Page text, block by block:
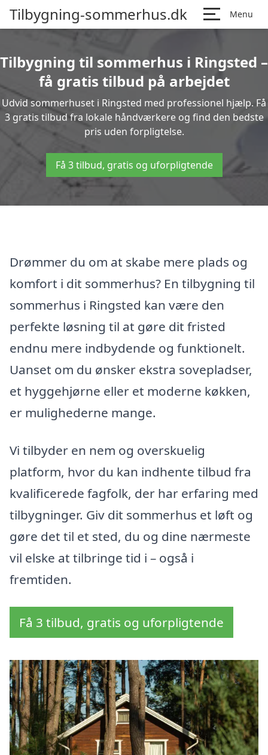
Tilbygning-sommerhus.dk Menu
Tilbygning til sommerhus i Ringsted –
få gratis tilbud på arbejdet
Udvid sommerhuset i Ringsted med professionel hjælp. Få
3 gratis tilbud fra lokale håndværkere og find den bedste
pris uden forpligtelse.
Få 3 tilbud, gratis og uforpligtende
Drømmer du om at skabe mere plads og
komfort i dit sommerhus? En tilbygning til
sommerhus i Ringsted kan være den
perfekte løsning til at gøre dit fristed
endnu mere indbydende og funktionelt.
Uanset om du ønsker ekstra sovepladser,
et hyggehjørne eller et moderne køkken,
er mulighederne mange.
Vi tilbyder en nem og overskuelig
platform, hvor du kan indhente tilbud fra
kvalificerede fagfolk, der har erfaring med
tilbygninger. Giv dit sommerhus et løft og
gøre det til et sted, du og dine nærmeste
vil elske at tilbringe tid i – også i
fremtiden.
Få 3 tilbud, gratis og uforpligtende